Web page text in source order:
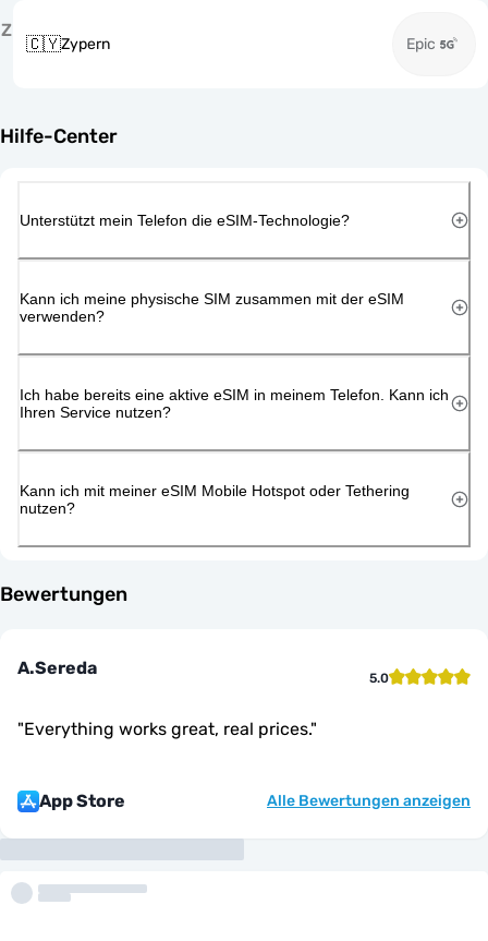
Z
🇨🇾Zypern Epic
Hilfe-Center
Unterstützt mein Telefon die eSIM-Technologie?
Kann ich meine physische SIM zusammen mit der eSIM
verwenden?
Ich habe bereits eine aktive eSIM in meinem Telefon. Kann ich
Ihren Service nutzen?
Kann ich mit meiner eSIM Mobile Hotspot oder Tethering
nutzen?
Bewertungen
A.Sereda 5.0
"Everything works great, real prices."
App Store Alle Bewertungen anzeigen